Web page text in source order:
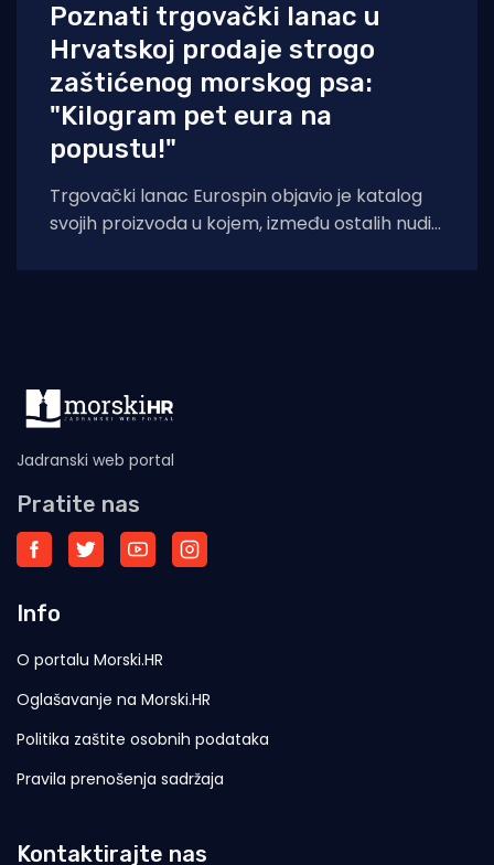
Poznati trgovački lanac u
Hrvatskoj prodaje strogo
zaštićenog morskog psa:
"Kilogram pet eura na
popustu!"
Trgovački lanac Eurospin objavio je katalog
svojih proizvoda u kojem, između ostalih nudi
Jadranski web portal
Pratite nas
Info
O portalu Morski.HR
Oglašavanje na Morski.HR
Politika zaštite osobnih podataka
Pravila prenošenja sadržaja
Kontaktirajte nas